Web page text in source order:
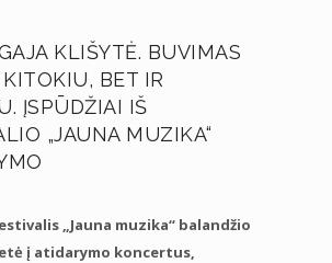
KLIŠYTĖ. BUVIMAS
BET IR
ĮSPŪDŽIAI IŠ
„JAUNA MUZIKA“
„Jauna muzika“ balandžio
į atidarymo koncertus,